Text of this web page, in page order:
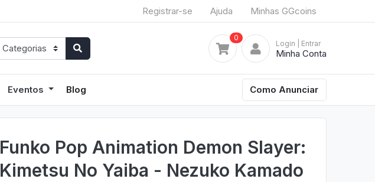
Registrar-se Ajuda Minhas GGcoins
0
Login | Entrar
Minha Conta
Eventos Blog Como Anunciar
Funko Pop Animation Demon Slayer:
Kimetsu No Yaiba - Nezuko Kamado